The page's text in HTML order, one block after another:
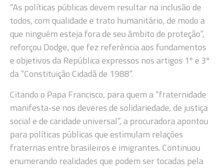
“As políticas públicas devem resultar na inclusão de
todos, com qualidade e trato humanitário, de modo a
que ninguém esteja fora de seu âmbito de proteção”,
reforçou Dodge, que fez referência aos fundamentos
e objetivos da República expressos nos artigos 1º e 3º
da “Constituição Cidadã de 1988”.
Citando o Papa Francisco, para quem a “fraternidade
manifesta-se nos deveres de solidariedade, de justiça
social e de caridade universal”, a procuradora apontou
para políticas públicas que estimulam relações
fraternas entre brasileiros e imigrantes. Continuou
enumerando realidades que podem ser tocadas pela